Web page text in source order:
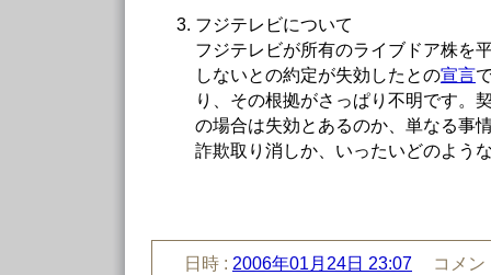
フジテレビについて
フジテレビが所有のライブドア株を
しないとの約定が失効したとの宣言
り、その根拠がさっぱり不明です。
の場合は失効とあるのか、単なる事
詐欺取り消しか、いったいどのよう
日時 : 2006年01月24日 23:07
コメ